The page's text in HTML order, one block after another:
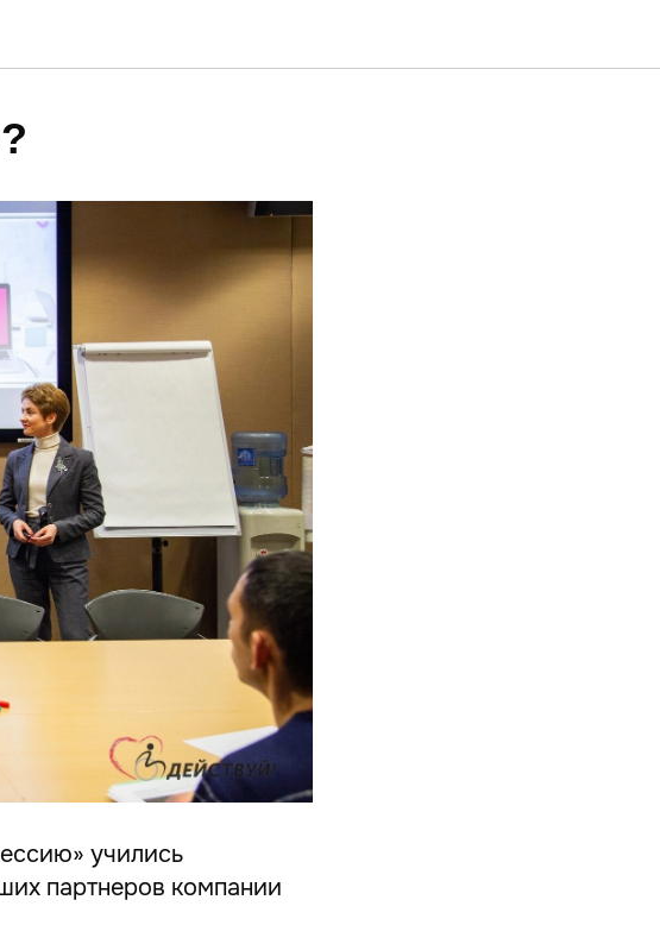
учились
партнеров компании